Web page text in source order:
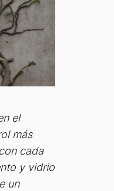
el
más
cada
y vidrio
un